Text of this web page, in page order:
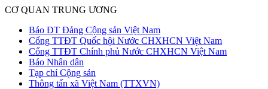
CƠ QUAN TRUNG ƯƠNG
Báo ĐT Đảng Cộng sản Việt Nam
Cổng TTĐT Quốc hội Nước CHXHCN Việt Nam
Cổng TTĐT Chính phủ Nước CHXHCN Việt Nam
Báo Nhân dân
Tạp chí Cộng sản
Thông tấn xã Việt Nam (TTXVN)